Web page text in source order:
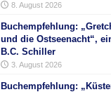
8. August 2026
Buchempfehlung:
und die Ostseenacht“,
B.C. Schiller
3. August 2026
Buchempfehlung: